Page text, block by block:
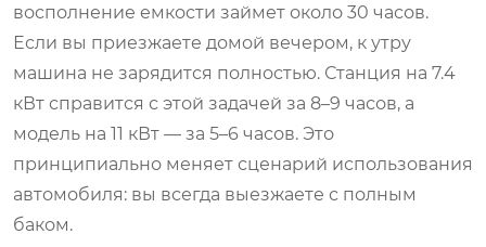
восполнение емкости займет около 30 часов.
Если вы приезжаете домой вечером, к утру
машина не зарядится полностью. Станция на 7.4
кВт справится с этой задачей за 8–9 часов, а
модель на 11 кВт — за 5–6 часов. Это
принципиально меняет сценарий использования
автомобиля: вы всегда выезжаете с полным
баком.